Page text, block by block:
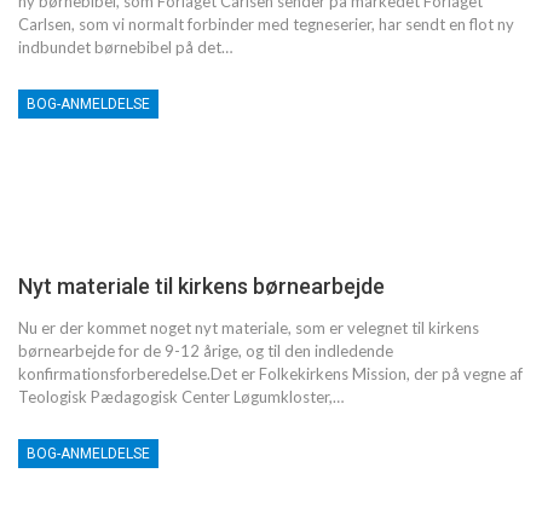
Carlsen, som vi normalt forbinder med tegneserier, har sendt en flot ny
indbundet børnebibel på det…
BOG-ANMELDELSE
Nyt materiale til kirkens børnearbejde
Nu er der kommet noget nyt materiale, som er velegnet til kirkens
børnearbejde for de 9-12 årige, og til den indledende
konfirmationsforberedelse.Det er Folkekirkens Mission, der på vegne af
Teologisk Pædagogisk Center Løgumkloster,…
BOG-ANMELDELSE